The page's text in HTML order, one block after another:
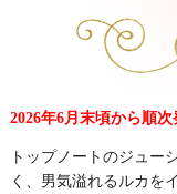
2026年6月末頃から順
トップノートのジュー
く、男気溢れるルカを